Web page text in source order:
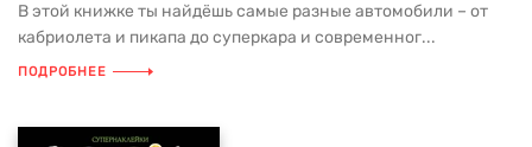
В этой книжке ты найдёшь самые разные автомобили – от
кабриолета и пикапа до суперкара и современног...
ПОДРОБНЕЕ